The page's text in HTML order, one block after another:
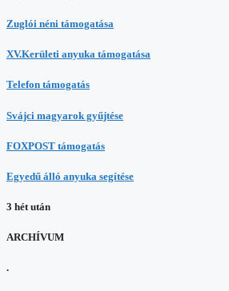
Zuglói néni támogatása
XV.Kerületi anyuka támogatása
Telefon támogatás
Svájci magyarok gyűjtése
FOXPOST támogatás
Egyedű álló anyuka segítése
3 hét után
ARCHÍVUM
.